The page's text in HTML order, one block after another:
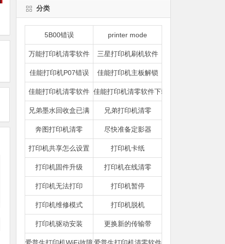
分类
5B00错误 printer mode
万能打印机清零软件 三星打印机刷机软件
佳能打印机P07错误 佳能打印机主板解锁
佳能打印机清零软件 佳能打印机清零软件下载
兄弟墨水回收盒已满 兄弟打印机清零
奔图打印机清零 尽快准备定影器
打印机共享怎么设置 打印机卡纸
打印机固件升级 打印机在线清零
打印机无法打印 打印机暂停
打印机维修模式 打印机脱机
打印机驱动安装 更换新的传输带
爱普生打印机WiFi故障爱普生打印机清零软件